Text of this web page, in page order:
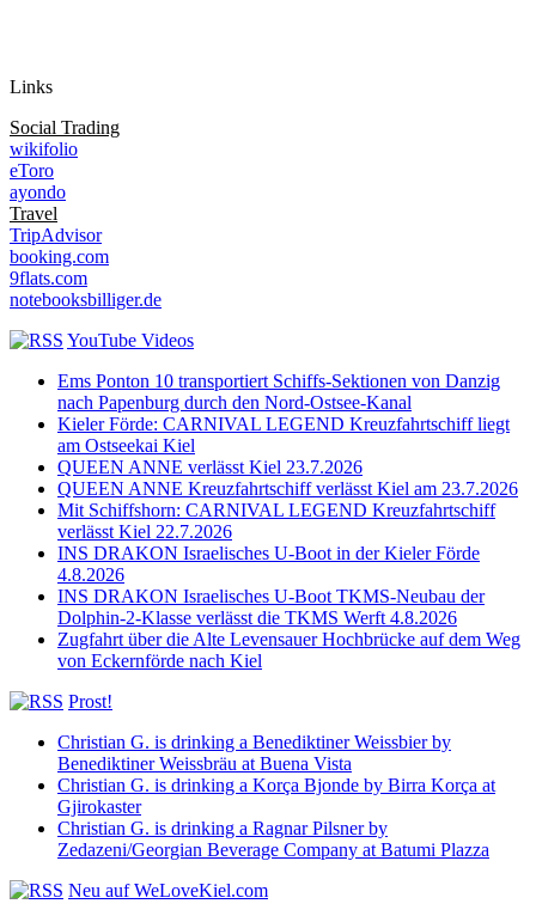
Links
Social Trading
wikifolio
eToro
ayondo
Travel
TripAdvisor
booking.com
9flats.com
notebooksbilliger.de
YouTube Videos
Ems Ponton 10 transportiert Schiffs-Sektionen von Danzig
nach Papenburg durch den Nord-Ostsee-Kanal
Kieler Förde: CARNIVAL LEGEND Kreuzfahrtschiff liegt
am Ostseekai Kiel
QUEEN ANNE verlässt Kiel 23.7.2026
QUEEN ANNE Kreuzfahrtschiff verlässt Kiel am 23.7.2026
Mit Schiffshorn: CARNIVAL LEGEND Kreuzfahrtschiff
verlässt Kiel 22.7.2026
INS DRAKON Israelisches U-Boot in der Kieler Förde
4.8.2026
INS DRAKON Israelisches U-Boot TKMS-Neubau der
Dolphin-2-Klasse verlässt die TKMS Werft 4.8.2026
Zugfahrt über die Alte Levensauer Hochbrücke auf dem Weg
von Eckernförde nach Kiel
Prost!
Christian G. is drinking a Benediktiner Weissbier by
Benediktiner Weissbräu at Buena Vista
Christian G. is drinking a Korça Bjonde by Birra Korça at
Gjirokaster
Christian G. is drinking a Ragnar Pilsner by
Zedazeni/Georgian Beverage Company at Batumi Plazza
Neu auf WeLoveKiel.com